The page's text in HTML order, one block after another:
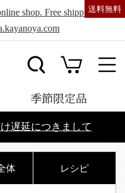
shop. Free shipping for
季節限定品
遅延につきまして
体 レシピ
送料無料
送料無料